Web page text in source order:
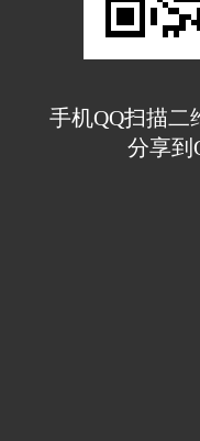
手机QQ扫描二
分享到